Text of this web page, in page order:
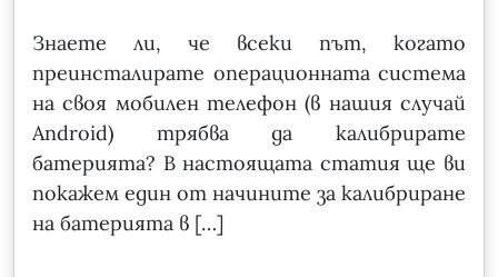
Знаете ли, че всеки път, когато
преинсталирате операционната система
на своя мобилен телефон (в нашия случай
Android) трябва да калибрирате
батерията? В настоящата статия ще ви
покажем един от начините за калибриране
на батерията в […]